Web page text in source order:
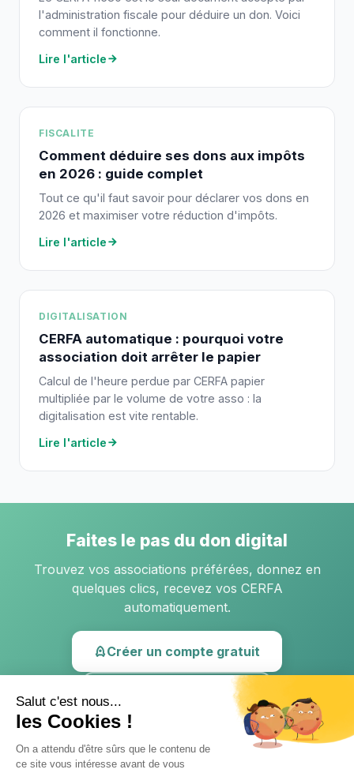
l'administration fiscale pour déduire un don. Voici
comment il fonctionne.
Lire l'article
FISCALITE
Comment déduire ses dons aux impôts
en 2026 : guide complet
Tout ce qu'il faut savoir pour déclarer vos dons en
2026 et maximiser votre réduction d'impôts.
Lire l'article
DIGITALISATION
CERFA automatique : pourquoi votre
association doit arrêter le papier
Calcul de l'heure perdue par CERFA papier
multipliée par le volume de votre asso : la
digitalisation est vite rentable.
Lire l'article
Faites le pas du don digital
Trouvez vos associations préférées, donnez en
quelques clics, recevez vos CERFA
automatiquement.
Créer un compte gratuit
Lire d'autres articles